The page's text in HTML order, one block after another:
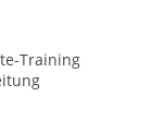
Training